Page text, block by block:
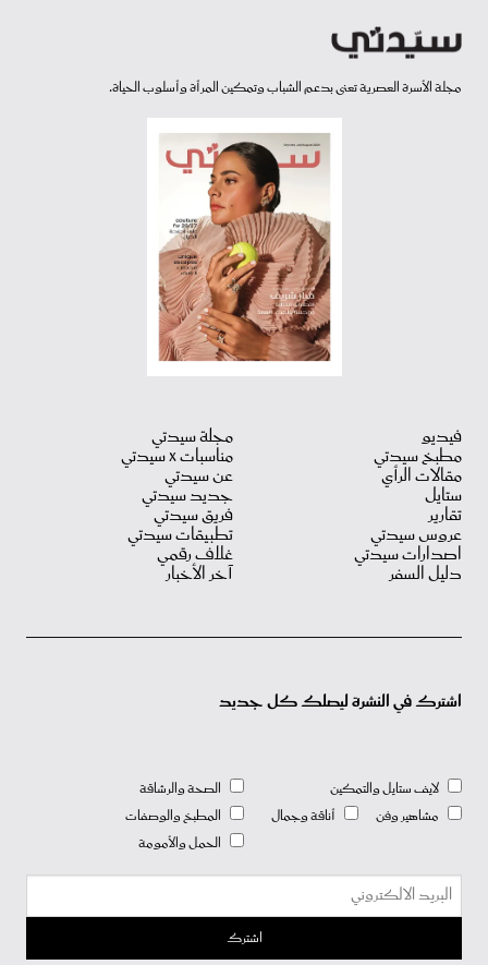
مجلة الأسرة العصرية تعنى بدعم الشباب وتمكين المرأة وأسلوب الحياة.
فيديو
مطبخ سيدتي
مقالات الرأي
ستايل
تقارير
عروس سيدتي
اصدارات سيدتي
دليل السفر
مجلة سيدتي
مناسبات X سيدتي
عن سيدتي
جديد سيدتي
فريق سيدتي
تطبيقات سيدتي
غلاف رقمي
آخر الأخبار
اشترك في النشرة ليصلك كل جديد
لايف ستايل والتمكين
مشاهير وفن
أناقة وجمال
الصحة والرشاقة
المطبخ والوصفات
الحمل والأمومة